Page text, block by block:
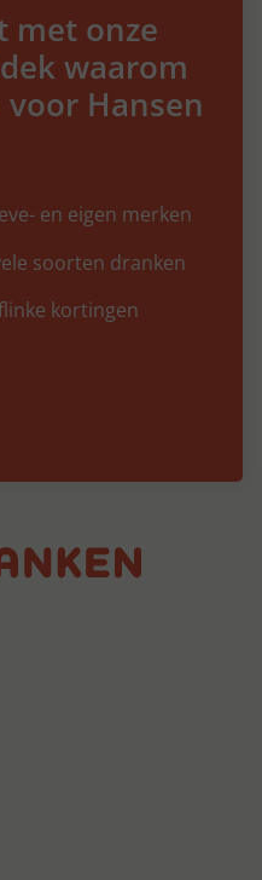
met onze
waarom
Hansen
en eigen merken
soorten dranken
kortingen